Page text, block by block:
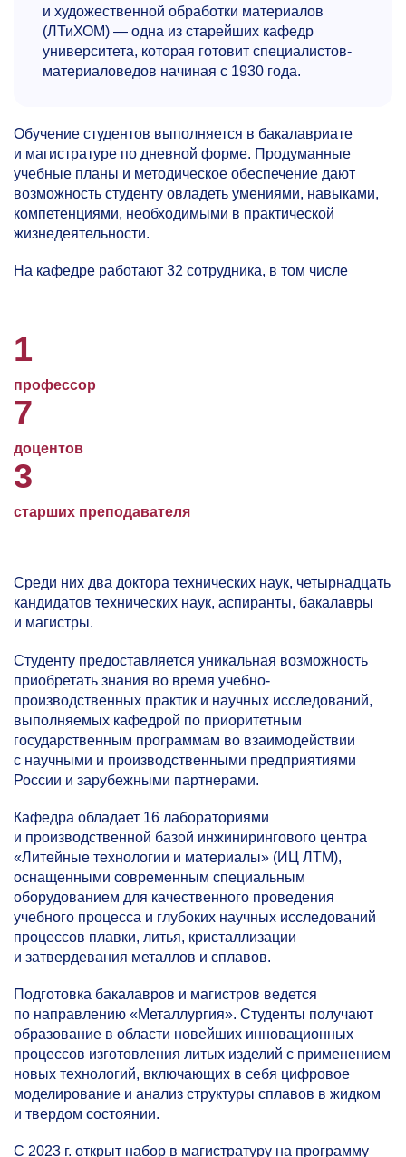
и художественной обработки материалов
(ЛТиХОМ) — одна из старейших кафедр
университета, которая готовит специалистов-
материаловедов начиная с 1930 года.
Обучение студентов выполняется в бакалавриате
и магистратуре по дневной форме. Продуманные
учебные планы и методическое обеспечение дают
возможность студенту овладеть умениями, навыками,
компетенциями, необходимыми в практической
жизнедеятельности.
На кафедре работают 32 сотрудника, в том числе
1
профессор
7
доцентов
3
старших преподавателя
Среди них два доктора технических наук, четырнадцать
кандидатов технических наук, аспиранты, бакалавры
и магистры.
Студенту предоставляется уникальная возможность
приобретать знания во время учебно-
производственных практик и научных исследований,
выполняемых кафедрой по приоритетным
государственным программам во взаимодействии
с научными и производственными предприятиями
России и зарубежными партнерами.
Кафедра обладает 16 лабораториями
и производственной базой инжинирингового центра
«Литейные технологии и материалы» (ИЦ ЛТМ),
оснащенными современным специальным
оборудованием для качественного проведения
учебного процесса и глубоких научных исследований
процессов плавки, литья, кристаллизации
и затвердевания металлов и сплавов.
Подготовка бакалавров и магистров ведется
по направлению «Металлургия». Студенты получают
образование в области новейших инновационных
процессов изготовления литых изделий с применением
новых технологий, включающих в себя цифровое
моделирование и анализ структуры сплавов в жидком
и твердом состоянии.
С 2023 г. открыт набор в магистратуру на программу